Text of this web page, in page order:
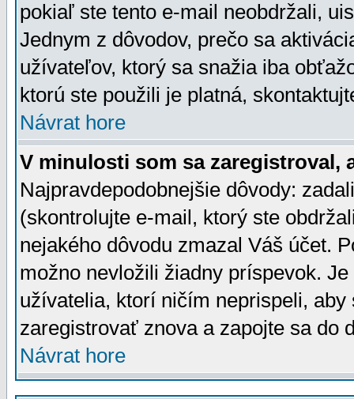
pokiaľ ste tento e-mail neobdržali,
Jednym z dôvodov, prečo sa
užívateľov, ktorý sa snažia iba
ktorú ste použili je platná,
Návrat hore
V minulosti som sa zaregistroval,
Najpravdepodobnejšie dôvody:
(skontrolujte e-mail, ktorý ste
nejakého dôvodu zmazal Váš účet.
možno nevložili žiadny príspevok.
užívatelia, ktorí ničím neprispeli,
zaregistrovať znova a zapojte sa do
Návrat hore